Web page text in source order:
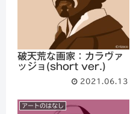
破天荒な画家：カラヴァ
ッジョ(short ver.)
2021.06.13
アートのはなし